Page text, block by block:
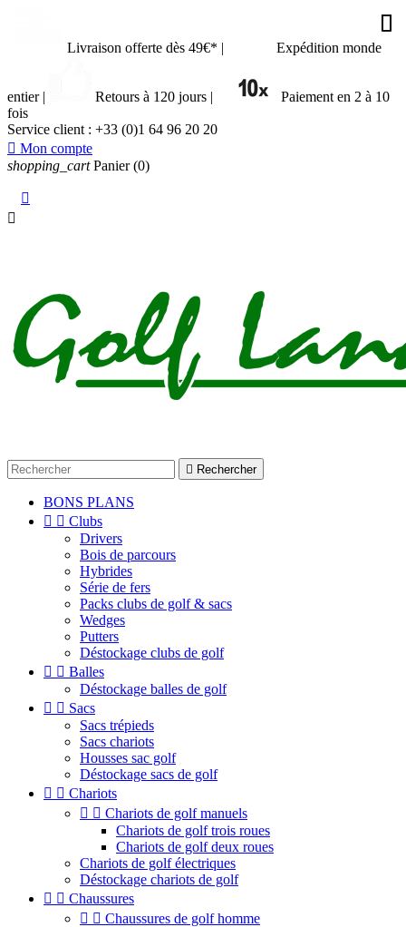
Livraison offerte dès 49€* | Expédition monde
entier | Retours à 120 jours |
Paiement en 2 à 10
fois
Service client : +33 (0)1 64 96 20 20
 Mon compte
shopping_cart Panier (0)


 Rechercher
BONS PLANS
  Clubs
Drivers
Bois de parcours
Hybrides
Série de fers
Packs clubs de golf & sacs
Wedges
Putters
Déstockage clubs de golf
  Balles
Déstockage balles de golf
  Sacs
Sacs trépieds
Sacs chariots
Housses sac golf
Déstockage sacs de golf
  Chariots
  Chariots de golf manuels
Chariots de golf trois roues
Chariots de golf deux roues
Chariots de golf électriques
Déstockage chariots de golf
  Chaussures
  Chaussures de golf homme


























